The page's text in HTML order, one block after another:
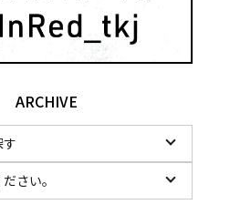
ARCHIVE